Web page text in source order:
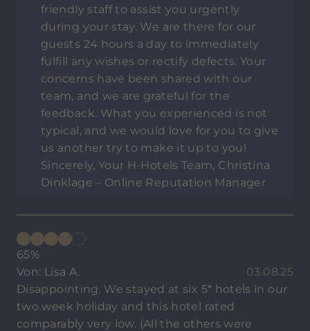
friendly staff to assist you urgently
during your stay. We are there for our
guests 24 hours a day to immediately
fulfill any wishes or rectify defects. Your
concerns have been shared with our
team, and we are grateful for the
feedback. What you experienced is not
typical, and we would love for you to give
us another try to make it up to you!
Sincerely, Your H-Hotels Team, Christina
Dinklage – Online Reputation Manager
65%
Von: Lisa A.
03.08.25
Disappointing. We stayed at six 5* hotels in our
two week holiday and this hotel rated
comparably very low. (All the others were